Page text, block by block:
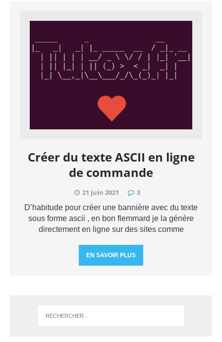
Créer du texte ASCII en ligne
de commande
21 juin 2021 3
D’habitude pour créer une bannière avec du texte
sous forme ascii , en bon flemmard je la génère
directement en ligne sur des sites comme
EN SAVOIR PLUS